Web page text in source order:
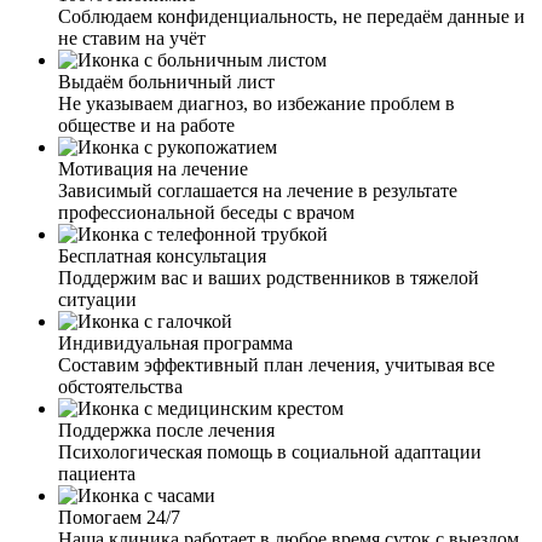
задав вопросы и осмотрев мою мать, провел процедуру
кодирования. Мне очень понравилось, как всё прошло.
Профессионализм вашего специалиста был виден сразу.
Спасибо 🙏
Я давно хотела закодироваться от алкоголя, но что-то
останавливало меня. Смущение, стыд ехать в клинику и
признавать, что я алкоголичка. Позвонив вам и узнав,
что это все анонимно и можно вызвать врача и сделать
кодирование на дому, я тут же согласилась. Врач
приехал, мы с ним ещё раз обсудили, выбрали метод
кодирования. Врач сделал процедуру, дал рекомендации.
Я очень довольна результатом. Срок кодирования уже
истек два месяца назад, но желания выпить у меня так и
нет. Не знаю, может, это ещё так разговор с врачом на
меня повлиял. Уж очень хороший и отзывчивый доктор.
Соблюдаем конфиденциальность, не передаём данные и
не ставим на учёт
Выдаём больничный лист
Не указываем диагноз, во избежание проблем в
обществе и на работе
Мотивация на лечение
Зависимый соглашается на лечение в результате
профессиональной беседы с врачом
Бесплатная консультация
Поддержим вас и ваших родственников в тяжелой
ситуации
Индивидуальная программа
Составим эффективный план лечения, учитывая все
обстоятельства
Поддержка после лечения
Психологическая помощь в социальной адаптации
пациента
Помогаем 24/7